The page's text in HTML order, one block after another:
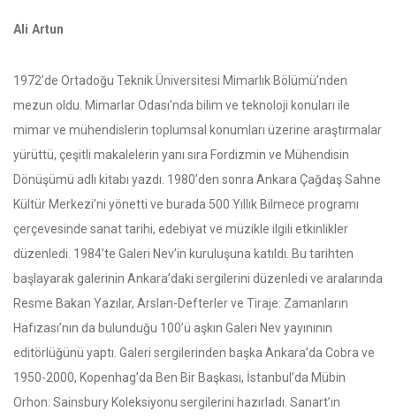
Ali Artun
1972’de Ortadoğu Teknik Üniversitesi Mimarlık Bölümü’nden
mezun oldu. Mimarlar Odası’nda bilim ve teknoloji konuları ile
mimar ve mühendislerin toplumsal konumları üzerine araştırmalar
yürüttü, çeşitli makalelerin yanı sıra Fordizmin ve Mühendisin
Dönüşümü adlı kitabı yazdı. 1980’den sonra Ankara Çağdaş Sahne
Kültür Merkezi’ni yönetti ve burada 500 Yıllık Bilmece programı
çerçevesinde sanat tarihi, edebiyat ve müzikle ilgili etkinlikler
düzenledi. 1984’te Galeri Nev’in kuruluşuna katıldı. Bu tarihten
başlayarak galerinin Ankara’daki sergilerini düzenledi ve aralarında
Resme Bakan Yazılar, Arslan-Defterler ve Tiraje: Zamanların
Hafızası’nın da bulunduğu 100’ü aşkın Galeri Nev yayınının
editörlüğünü yaptı. Galeri sergilerinden başka Ankara’da Cobra ve
1950-2000, Kopenhag’da Ben Bir Başkası, İstanbul’da Mübin
Orhon: Sainsbury Koleksiyonu sergilerini hazırladı. Sanart’ın